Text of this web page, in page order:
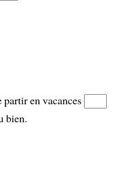
partir en vacances
bien.